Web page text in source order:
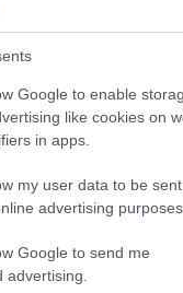
Google to enable
like cookies on
in apps.
my user data to be
advertising purposes.
Google to send me
advertising.
gótika, Combino:
posztsorozat